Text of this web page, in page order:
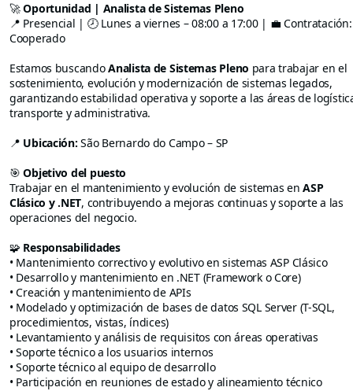
🚀Oportunidad | Analista de Sistemas Pleno
📍 Presencial | 🕗 Lunes a viernes – 08:00 a 17:00 | 💼 Contratación:
Cooperado
Estamos buscandoAnalista de Sistemas Pleno para trabajar en el
sostenimiento, evolución y modernización de sistemas legados,
garantizando estabilidad operativa y soporte a las áreas de
transporte y administrativa.
📍 Ubicación: São Bernardo do Campo – SP
🎯Objetivo del puesto
Trabajar en el mantenimiento y evolución de sistemas enASP
Clásico y .NET, contribuyendo a mejoras continuas y soporte a las
operaciones del negocio.
🧩 Responsabilidades
• Mantenimiento correctivo y evolutivo en sistemas ASP Clásico
• Desarrollo y mantenimiento en .NET (Framework o Core)
• Creación y mantenimiento de APIs
• Modelado y optimización de bases de datos SQL Server (T-SQL,
procedimientos, vistas, índices)
• Levantamiento y análisis de requisitos con áreas operativas
• Soporte técnico a los usuarios internos
• Soporte técnico al equipo de desarrollo
• Participación en reuniones de estado y alineamiento técnico